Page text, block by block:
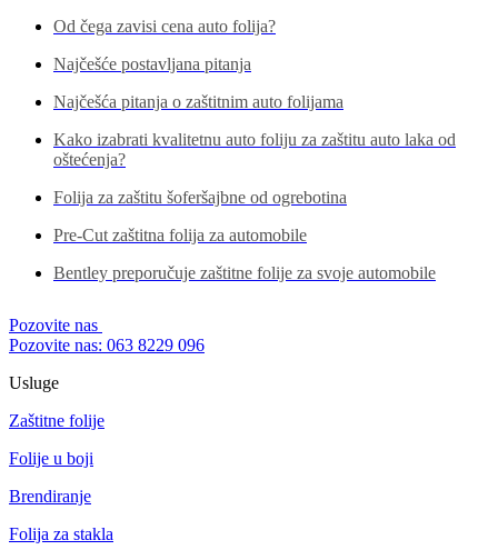
Od čega zavisi cena auto folija?
Najčešće postavljana pitanja
Najčešća pitanja o zaštitnim auto folijama
Kako izabrati kvalitetnu auto foliju za zaštitu auto laka od
oštećenja?
Folija za zaštitu šoferšajbne od ogrebotina
Pre-Cut zaštitna folija za automobile
Bentley preporučuje zaštitne folije za svoje automobile
Pozovite nas
Pozovite nas: 063 8229 096
Usluge
Zaštitne folije
Folije u boji
Brendiranje
Folija za stakla